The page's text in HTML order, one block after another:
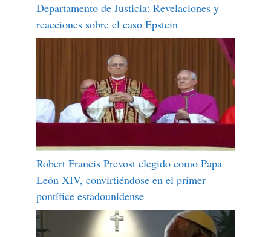
Departamento de Justicia: Revelaciones y
reacciones sobre el caso Epstein
Robert Francis Prevost elegido como Papa
León XIV, convirtiéndose en el primer
pontífice estadounidense